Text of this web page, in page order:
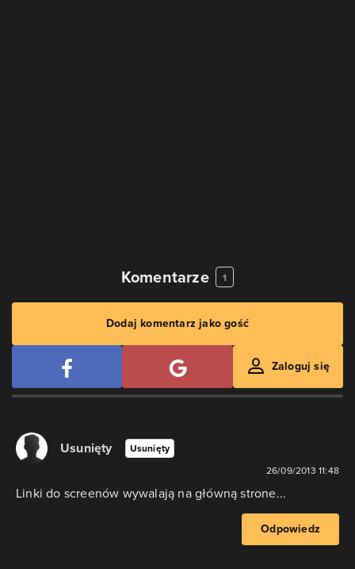
Komentarze 1
Dodaj komentarz jako gość
Zaloguj się
Usunięty Usunięty
26/09/2013 11:48
Linki do screenów wywalają na główną strone...
Odpowiedz